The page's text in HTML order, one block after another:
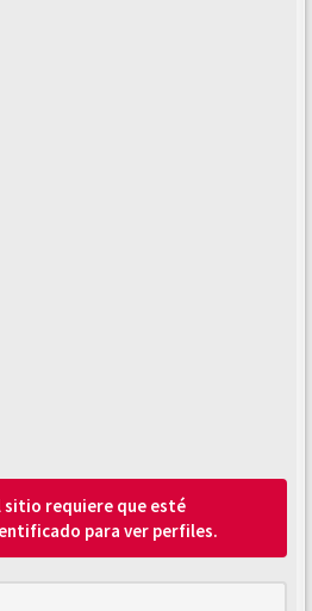
requiere que esté
para ver perfiles.